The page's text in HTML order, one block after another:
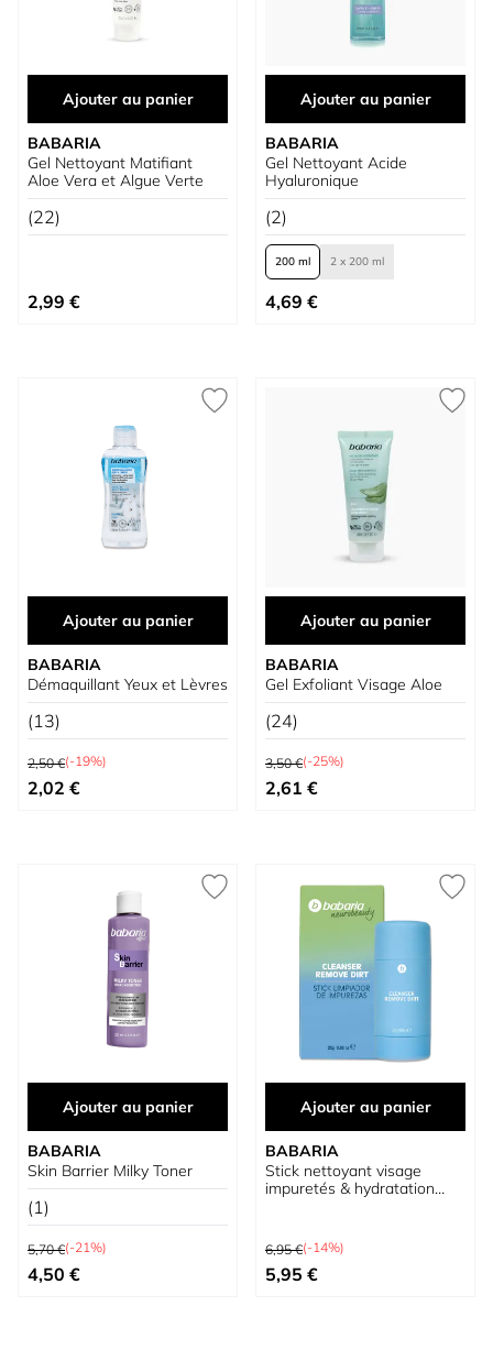
Ajouter au panier
BABARIA
Gel Nettoyant Matifiant
Aloe Vera et Algue Verte
(22)
2,99 €
Ajouter au panier
BABARIA
Gel Nettoyant Acide
Hyaluronique
(2)
200 ml 2 x 200 ml
À partir de
4,69 €
Ajouter au panier
BABARIA
Démaquillant Yeux et Lèvres
(13)
Prix normal
2,50 €(-19%)
Prix spécial
2,02 €
Ajouter au panier
BABARIA
Gel Exfoliant Visage Aloe
(24)
Prix normal
3,50 €(-25%)
Prix spécial
2,61 €
Ajouter au panier
BABARIA
Skin Barrier Milky Toner
(1)
Prix normal
5,70 €(-21%)
Prix spécial
4,50 €
Ajouter au panier
BABARIA
Stick nettoyant visage
impuretés & hydratation
Prix normal
6,95 €(-14%)
Prix spécial
5,95 €